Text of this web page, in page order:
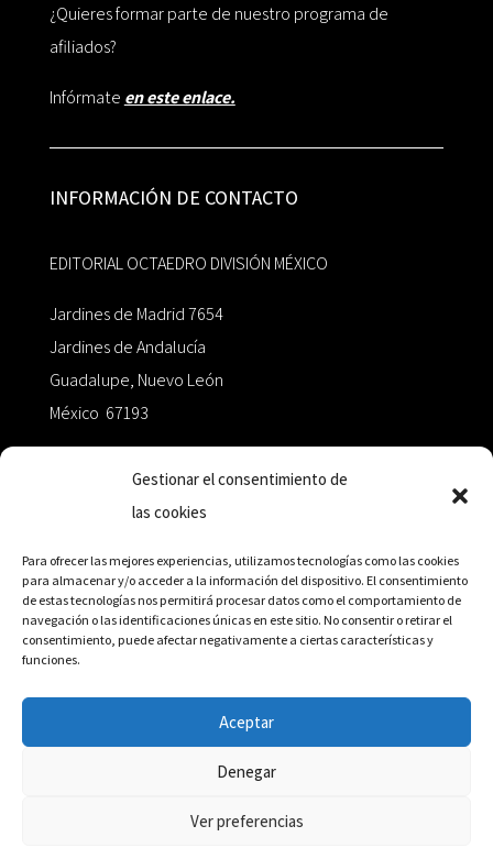
Gestionar el consentimiento de
las cookies
Para ofrecer las mejores experiencias, utilizamos tecnologías como las cookies
para almacenar y/o acceder a la información del dispositivo. El consentimiento
de estas tecnologías nos permitirá procesar datos como el comportamiento de
navegación o las identificaciones únicas en este sitio. No consentir o retirar el
consentimiento, puede afectar negativamente a ciertas características y
funciones.
Aceptar
Denegar
Ver preferencias
¿Quieres formar parte de nuestro programa de
afiliados?
Infórmate en este enlace.
INFORMACIÓN DE CONTACTO
EDITORIAL OCTAEDRO DIVISIÓN MÉXICO
Jardines de Madrid 7654
Jardines de Andalucía
Guadalupe, Nuevo León
México 67193
+52 811.499.5638
RED DE DISTRIBUCIÓN
Distribuidores en México y Octaedro internacional